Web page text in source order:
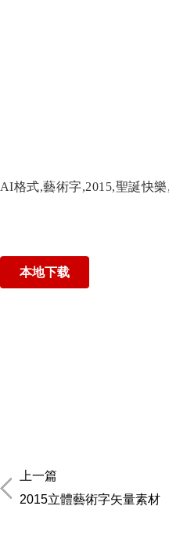
AI格式,藝術字,2015,聖誕快
本地下载
上一篇
2015立體藝術字矢量素材